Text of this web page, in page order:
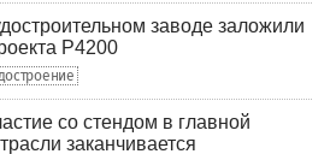
заводе заложили
Р4200
со стендом в главной
заканчивается